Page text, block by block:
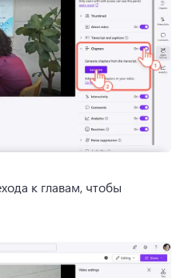
к главам, чтобы